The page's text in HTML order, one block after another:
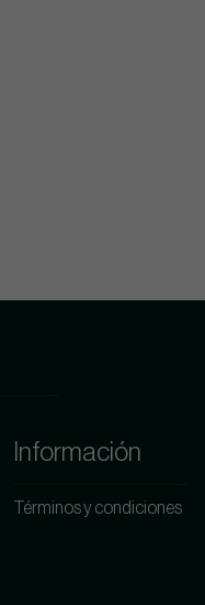
Información
Términos y condiciones